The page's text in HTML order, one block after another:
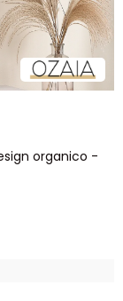
organico -